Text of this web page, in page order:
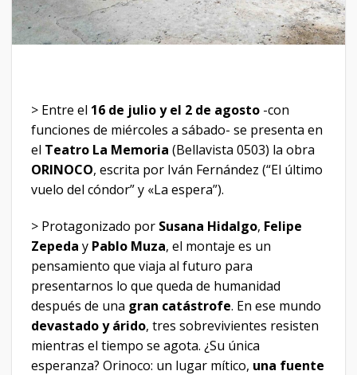
> Entre el 16 de julio y el 2 de agosto -con
funciones de miércoles a sábado- se presenta en
el Teatro La Memoria (Bellavista 0503) la obra
ORINOCO, escrita por Iván Fernández (“El último
vuelo del cóndor” y «La espera”).
> Protagonizado por Susana Hidalgo, Felipe
Zepeda y Pablo Muza, el montaje es un
pensamiento que viaja al futuro para
presentarnos lo que queda de humanidad
después de una gran catástrofe. En ese mundo
devastado y árido, tres sobrevivientes resisten
mientras el tiempo se agota. ¿Su única
esperanza? Orinoco: un lugar mítico, una fuente